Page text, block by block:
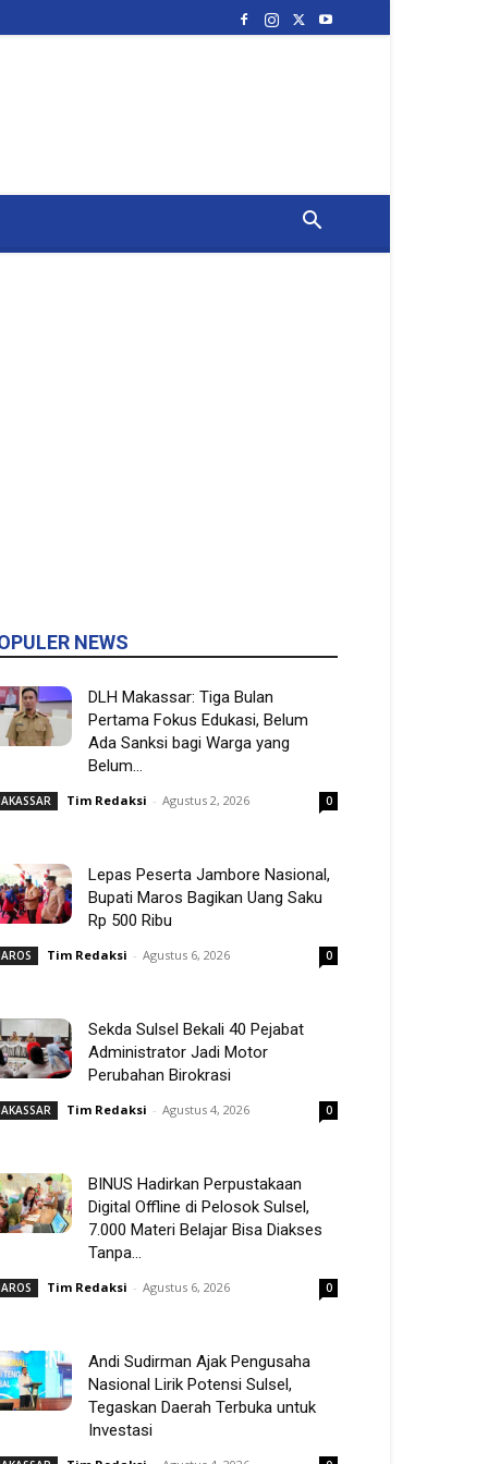
NEWS
DLH Makassar: Tiga Bulan
Pertama Fokus Edukasi, Belum
Ada Sanksi bagi Warga yang
Belum...
Tim Redaksi - Agustus 2, 2026 0
Lepas Peserta Jambore Nasional,
Bupati Maros Bagikan Uang Saku
Rp 500 Ribu
Tim Redaksi - Agustus 6, 2026 0
Sekda Sulsel Bekali 40 Pejabat
Administrator Jadi Motor
Perubahan Birokrasi
Tim Redaksi - Agustus 4, 2026 0
BINUS Hadirkan Perpustakaan
Digital Offline di Pelosok Sulsel,
7.000 Materi Belajar Bisa Diakses
Tanpa...
Tim Redaksi - Agustus 6, 2026 0
Andi Sudirman Ajak Pengusaha
Nasional Lirik Potensi Sulsel,
Tegaskan Daerah Terbuka untuk
Investasi